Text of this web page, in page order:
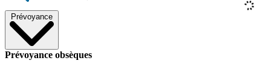
Prévoyance
Prévoyance obsèques